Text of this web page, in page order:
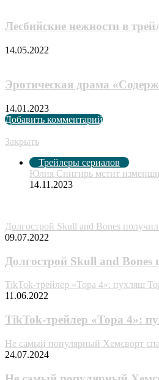
Лесбийские нежности в
14.05.2022
Эротическая драма
14.01.2023
Добавить комментарий
Закрыть
Трейлеры сериалов
Юлия Снигирь мстит
14.11.2023
Долгострой Skull and Bones
09.07.2022
Долгострой Skull and Bones
TikTok-трейлер «Тора 4»: пухляш
11.06.2022
TikTok-трейлер «Тора 4»:
Не самый популярный Хемсворт
24.07.2024